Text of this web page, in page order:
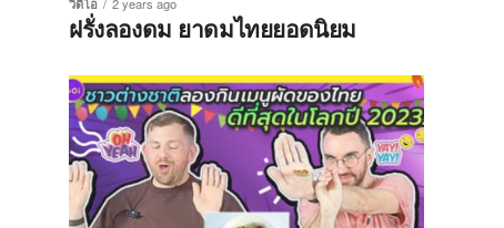
ฝรั่งลองดม ยาดมไทยยอดนิยม